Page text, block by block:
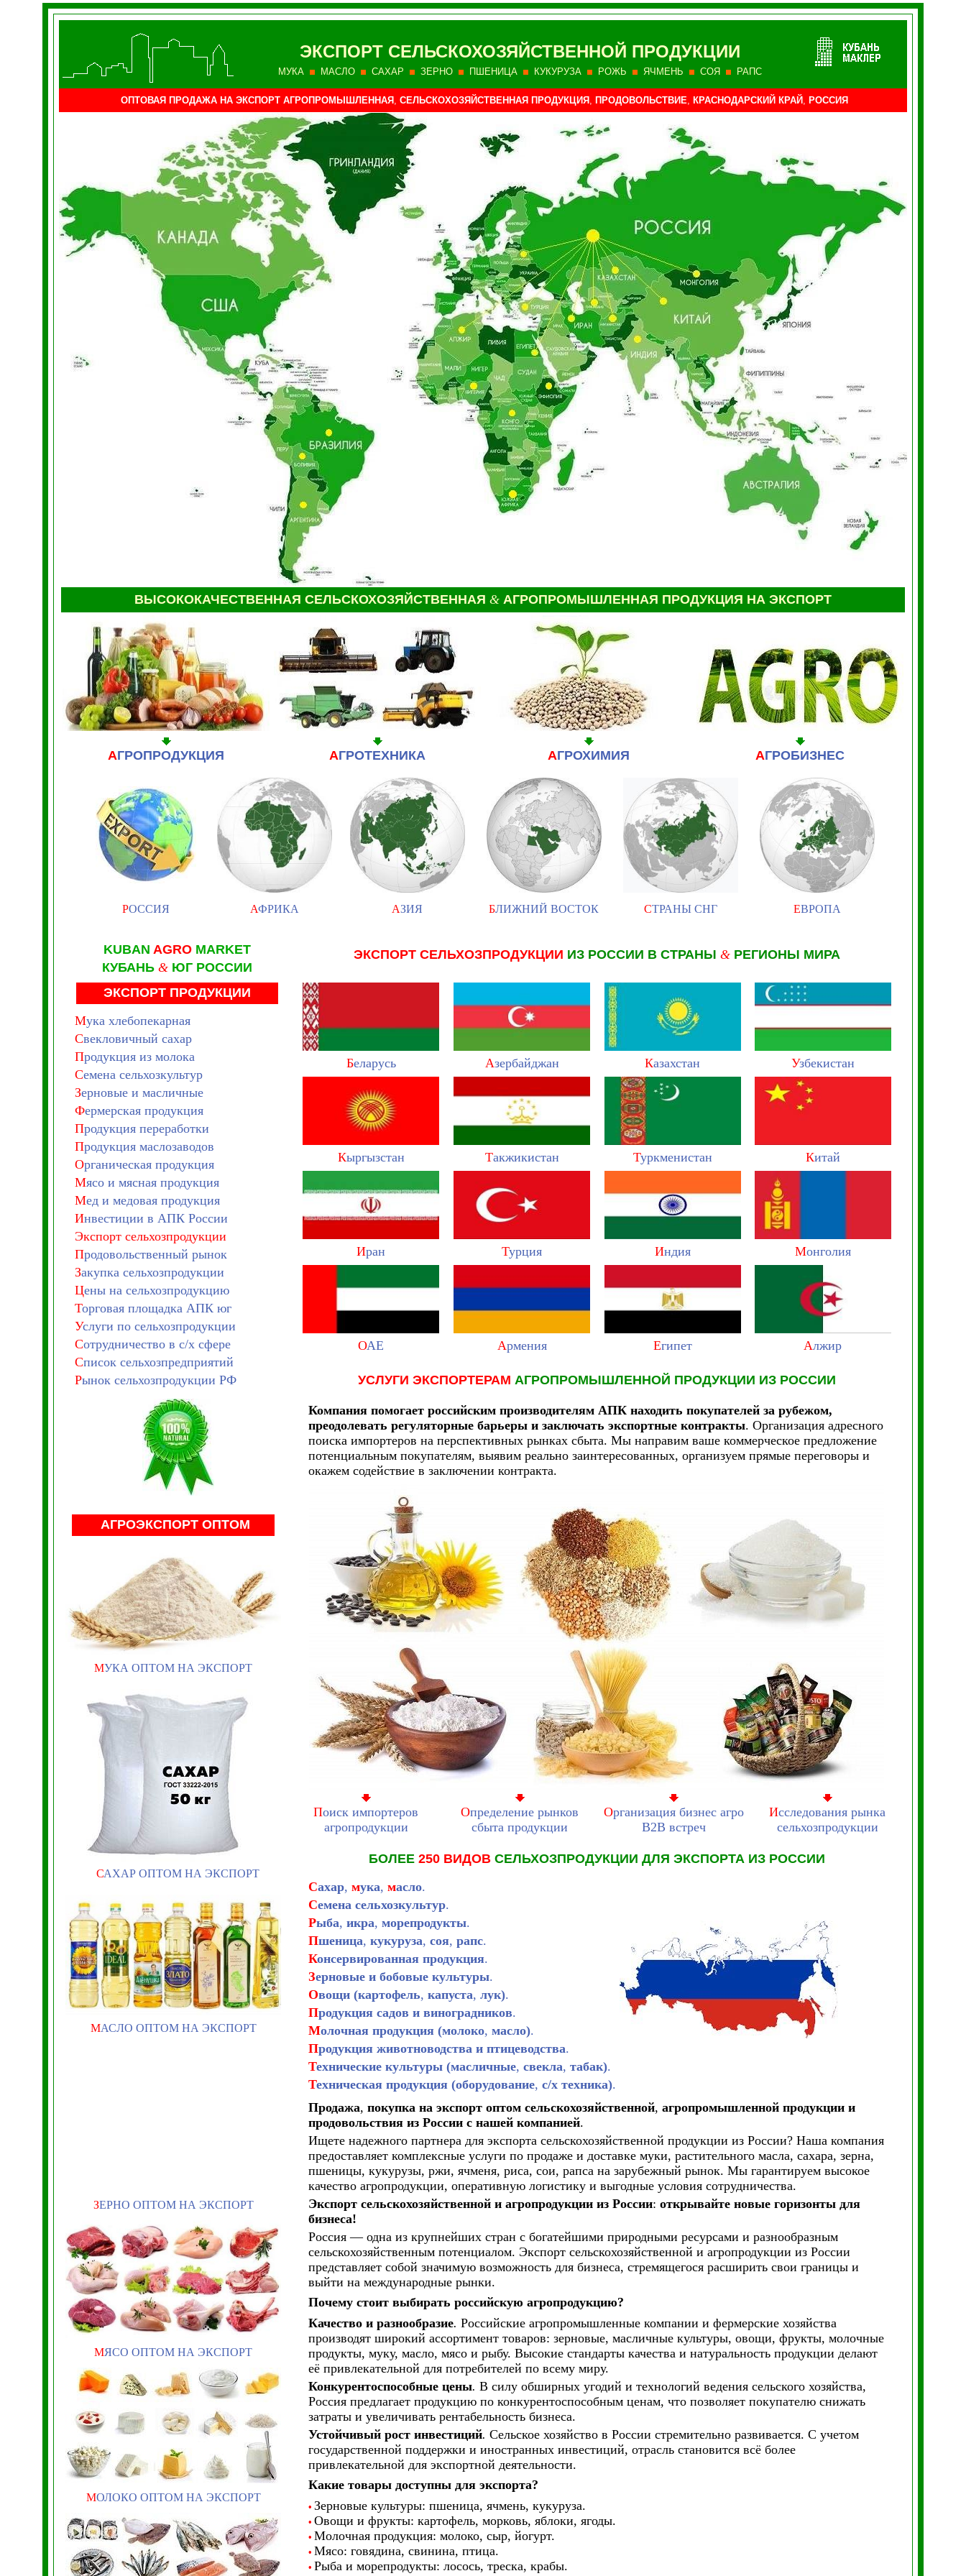
ЭКСПОРТ СЕЛЬСКОХОЗЯЙСТВЕННОЙ ПРОДУКЦИИ
МУКА МАСЛО САХАР ЗЕРНО ПШЕНИЦА КУКУРУЗА РОЖЬ ЯЧМЕНЬ СОЯ РАПС
ОПТОВАЯ ПРОДАЖА НА ЭКСПОРТ АГРОПРОМЫШЛЕННАЯ , СЕЛЬСКОХОЗЯЙСТВЕННАЯ ПРОДУКЦИЯ , ПРОДОВОЛЬСТВИЕ, КРАСНОДАРСКИЙ КРАЙ , РОССИЯ
ВЫСОКОКАЧЕСТВЕННАЯ СЕЛЬСКОХОЗЯЙСТВЕННАЯ & АГРОПРОМЫШЛЕННАЯ ПРОДУКЦИЯ НА ЭКСПОРТ
АГРОПРОДУКЦИЯ АГРОТЕХНИКА АГРОХИМИЯ АГРОБИЗНЕС
РОССИЯ АФРИКА АЗИЯ БЛИЖНИЙ ВОСТОК СТРАНЫ СНГ ЕВРОПА
KUBAN AGRO MARKET
КУБАНЬ & ЮГ РОССИИ
ЭКСПОРТ ПРОДУКЦИИ
Мука хлебопекарная
Свекловичный сахар
Продукция из молока
Семена сельхозкультур
Зерновые и масличные
Фермерская продукция
Продукция переработки
Продукция маслозаводов
Органическая продукция
Мясо и мясная продукция
Мед и медовая продукция
Инвестиции в АПК России
Экспорт сельхозпродукции
Продовольственный рынок
Закупка сельхозпродукции
Цены на сельхозпродукцию
Торговая площадка АПК юг
Услуги по сельхозпродукции
Сотрудничество в с/х сфере
Список сельхозпредприятий
Рынок сельхозпродукции РФ
АГРОЭКСПОРТ ОПТОМ
МУКА ОПТОМ НА ЭКСПОРТ
САХАР ОПТОМ НА ЭКСПОРТ
МАСЛО ОПТОМ НА ЭКСПОРТ
ЗЕРНО ОПТОМ НА ЭКСПОРТ
МЯСО ОПТОМ НА ЭКСПОРТ
МОЛОКО ОПТОМ НА ЭКСПОРТ
ЭКСПОРТ СЕЛЬХОЗПРОДУКЦИИ ИЗ РОССИИ В СТРАНЫ & РЕГИОНЫ МИРА
Беларусь Азербайджан Казахстан Узбекистан
Кыргызстан Такжикистан Туркменистан Китай
Иран Турция Индия Монголия
ОАЕ Армения Египет Алжир
УСЛУГИ ЭКСПОРТЕРАМ АГРОПРОМЫШЛЕННОЙ ПРОДУКЦИИ ИЗ РОССИИ
Компания помогает российским производителям АПК находить покупателей за рубежом,
преодолевать регуляторные барьеры и заключать экспортные контракты. Организация адресного
поиска импортеров на перспективных рынках сбыта. Мы направим ваше коммерческое предложение
потенциальным покупателям, выявим реально заинтересованных, организуем прямые переговоры и
окажем содействие в заключении контракта.
Поиск импортеров
агропродукции
Определение рынков
сбыта продукции
Организация бизнес агро
В2В встреч
Исследования рынка
сельхозпродукции
БОЛЕЕ 250 ВИДОВСЕЛЬХОЗПРОДУКЦИИ ДЛЯ ЭКСПОРТА ИЗ РОССИИ
Сахар, мука, масло.
Семена сельхозкультур.
Рыба, икра, морепродукты.
Пшеница, кукуруза, соя, рапс.
Консервированная продукция.
Зерновые и бобовые культуры.
Овощи (картофель, капуста, лук).
Продукция садов и виноградников.
Молочная продукция (молоко, масло).
Продукция животноводства и птицеводства.
Технические культуры (масличные, свекла, табак).
Техническая продукция (оборудование, с/х техника).
Продажа, покупка на экспорт оптом сельскохозяйственной, агропромышленной продукции и
продовольствия из России с нашей компанией.
Ищете надежного партнера для экспорта сельскохозяйственной продукции из России? Наша компания
предоставляет комплексные услуги по продаже и доставке муки, растительного масла, сахара, зерна,
пшеницы, кукурузы, ржи, ячменя, риса, сои, рапса на зарубежный рынок. Мы гарантируем высокое
качество агропродукции, оперативную логистику и выгодные условия сотрудничества.
Экспорт сельскохозяйственной и агропродукции из России: открывайте новые горизонты для
бизнеса!
Россия — одна из крупнейших стран с богатейшими природными ресурсами и разнообразным
сельскохозяйственным потенциалом. Экспорт сельскохозяйственной и агропродукции из России
представляет собой значимую возможность для бизнеса, стремящегося расширить свои границы и
выйти на международные рынки.
Почему стоит выбирать российскую агропродукцию?
Качество и разнообразие. Российские агропромышленные компании и фермерские хозяйства
производят широкий ассортимент товаров: зерновые, масличные культуры, овощи, фрукты, молочные
продукты, муку, масло, мясо и рыбу. Высокие стандарты качества и натуральность продукции делают
её привлекательной для потребителей по всему миру.
Конкурентоспособные цены. В силу обширных угодий и технологий ведения сельского хозяйства,
Россия предлагает продукцию по конкурентоспособным ценам, что позволяет покупателю снижать
затраты и увеличивать рентабельность бизнеса.
Устойчивый рост инвестиций. Сельское хозяйство в России стремительно развивается. С учетом
государственной поддержки и иностранных инвестиций, отрасль становится всё более
привлекательной для экспортной деятельности.
Какие товары доступны для экспорта?
• Зерновые культуры: пшеница, ячмень, кукуруза.
• Овощи и фрукты: картофель, морковь, яблоки, ягоды.
• Молочная продукция: молоко, сыр, йогурт.
• Мясо: говядина, свинина, птица.
• Рыба и морепродукты: лосось, треска, крабы.